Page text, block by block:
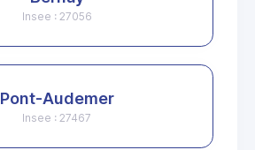
Insee : 27056
Pont-Audemer
Insee : 27467